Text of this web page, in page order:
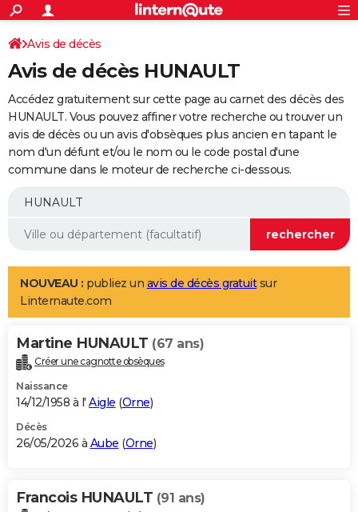
ACTUALITÉS
Politique
Société
Faits Divers
Education
Monde
Villes
+
SPORT
Coupe du monde 2026
Football
Tennis
Cyclisme
Rugby
Forum
Programme TV
TNT
Streaming
Cinéma
Sorties cinéma
Musique
+
FINANCE
Retraite
Epargne
Immobilier
Risques naturels par ville
Banque
Assurance
AUTO
Essais
Réserver un essai
Citadines
Berlines
SUV
Forum auto
+
Mobiles
Meilleur smartphone
Internet
Ordinateurs
Jeux vidéo
Guide high-tech
Aménagement intérieur
LIFESTYLE
Art de vivre
Bien-être
Loisirs
Mode
Modes de vie
Alimentation
Guide de la santé
Maladies
Médicaments
Sommeil
VOYAGE
Destinations
City break
Voyage nature
Voyage de noces
Forum
Climat
+PHOTO
GUIDES D'ACHAT
BONS PLANS
Carte de Noël
Carte Bonne année
Carte Saint-Valentin
Carte Pâques
Carte d'anniversaire
DICTIONNAIRE
Avis de décès
Avis de décès HUNAULT
Accédez gratuitement sur cette page au carnet des décès des
HUNAULT. Vous pouvez affiner votre recherche ou trouver un
avis de décès ou un avis d'obsèques plus ancien en tapant le
nom d'un défunt et/ou le nom ou le code postal d'une
commune dans le moteur de recherche ci-dessous.
NOUVEAU : publiez un avis de décès gratuitsur
Linternaute.com
Martine HUNAULT (67 ans)
Créer une cagnotte obsèques
Naissance
14/12/1958 à l' Aigle (Orne)
Décès
26/05/2026 à Aube (Orne)
Francois HUNAULT (91 ans)